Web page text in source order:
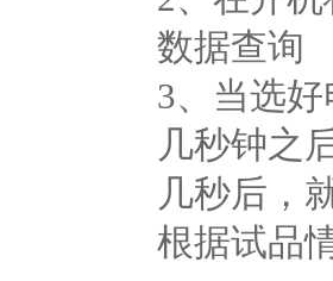
数据查询
3、当选
几秒钟之
几秒后，
根据试品